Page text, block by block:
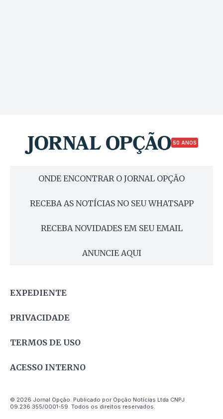
50 ANOS
ONDE ENCONTRAR O JORNAL OPÇÃO
RECEBA AS NOTÍCIAS NO SEU WHATSAPP
RECEBA NOVIDADES EM SEU EMAIL
ANUNCIE AQUI
EXPEDIENTE
PRIVACIDADE
TERMOS DE USO
ACESSO INTERNO
© 2026 Jornal Opção. Publicado por Opção Notícias Ltda CNPJ
09.236.355/0001-59. Todos os direitos reservados.